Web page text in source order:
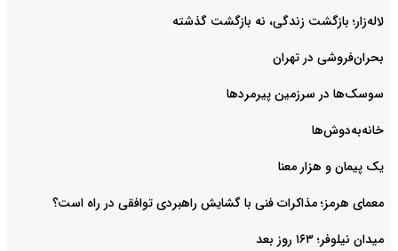
لاله‌زار؛ بازگشت زندگی، نه بازگشت گذشته
بحران‌فروشی در تهران
سوسک‌ها در سرزمین پیرمردها
خانه‌به‌دوش‌ها
یک پیمان و هزار معنا
معمای هرمز؛ مذاکرات فنی با گشایش راهبردی توافقی در راه است؟
میدان نیلوفر؛ ۱۶۳ روز بعد